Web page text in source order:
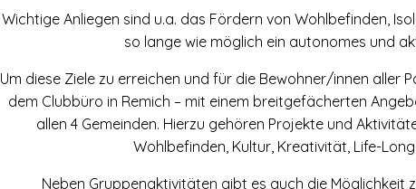
Wichtige Anliegen sind u.a. das Fördern von Wohlbefinden,
so lange wie möglich ein autonomes und
Um diese Ziele zu erreichen und für die Bewohner/innen aller
dem Clubbüro in Remich – mit einem breitgefächerten
allen 4 Gemeinden. Hierzu gehören Projekte und
Wohlbefinden, Kultur, Kreativität, Life-
Neben Gruppenaktivitäten gibt es auch die Möglichkeit